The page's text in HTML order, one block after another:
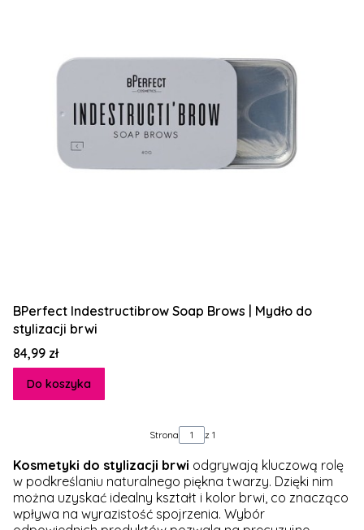
BPerfect Indestructibrow Soap Brows | Mydło do
stylizacji brwi
Cena
84,99 zł
Do koszyka
Strona z 1
Kosmetyki do stylizacji brwi odgrywają kluczową rolę
w podkreślaniu naturalnego piękna twarzy. Dzięki nim
można uzyskać idealny kształt i kolor brwi, co znacząco
wpływa na wyrazistość spojrzenia. Wybór